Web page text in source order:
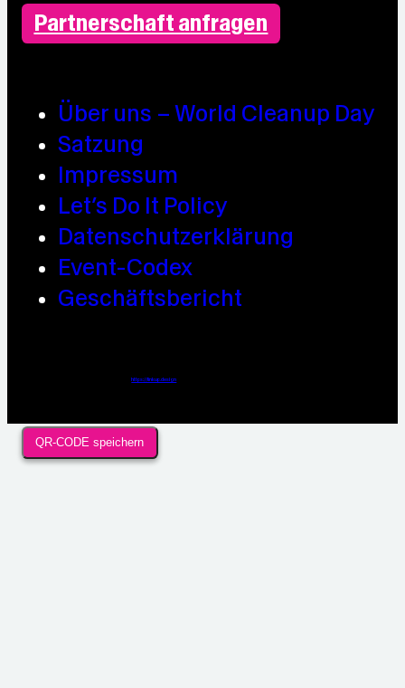
Partnerschaft anfragen
Über uns – World Cleanup Day
Satzung
Impressum
Let’s Do It Policy
Datenschutzerklärung
Event-Codex
Geschäftsbericht
https://linkup.design
QR-CODE speichern